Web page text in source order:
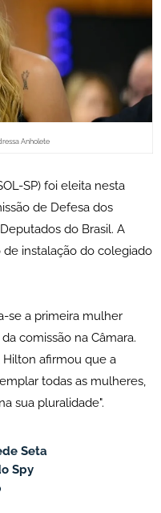
Anholete
SP) foi eleita nesta
de Defesa dos
do Brasil. A
instalação do colegiado
se a primeira mulher
comissão na Câmara.
Hilton afirmou que a
todas as mulheres,
sua pluralidade".
Seta
Spy